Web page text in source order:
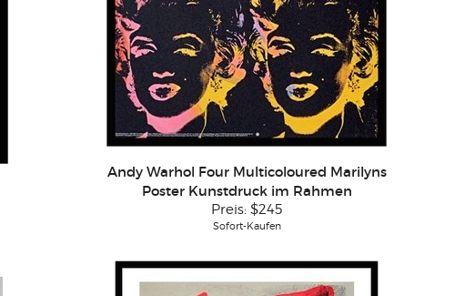
Andy Warhol Four Multicoloured Marilyns
Poster Kunstdruck im Rahmen
Preis:$245
Sofort-Kaufen